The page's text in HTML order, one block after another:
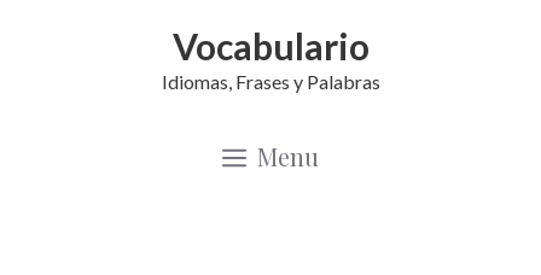
Vocabulario
Idiomas, Frases y Palabras
Menu